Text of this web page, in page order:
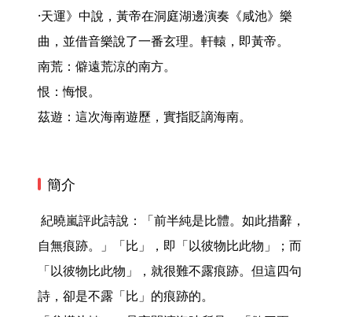
·天運》中說，黃帝在洞庭湖邊演奏《咸池》樂
曲，並借音樂說了一番玄理。軒轅，即黃帝。
南荒：僻遠荒涼的南方。
恨：悔恨。
茲遊：這次海南遊歷，實指貶謫海南。
簡介
自無痕跡。」「比」，即「以彼物比此物」；而
「以彼物比此物」，就很難不露痕跡。但這四句
詩，卻是不露「比」的痕跡的。